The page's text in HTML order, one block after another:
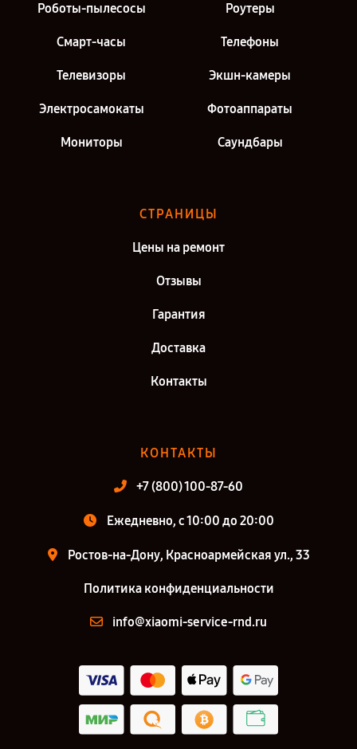
Роботы-пылесосы Роутеры
Смарт-часы Телефоны
Телевизоры Экшн-камеры
Электросамокаты Фотоаппараты
Мониторы Саундбары
СТРАНИЦЫ
Цены на ремонт
Отзывы
Гарантия
Доставка
Контакты
КОНТАКТЫ
+7 (800) 100-87-60
Ежедневно, с 10:00 до 20:00
Ростов-на-Дону, Красноармейская ул., 33
Политика конфиденциальности
info@xiaomi-service-rnd.ru